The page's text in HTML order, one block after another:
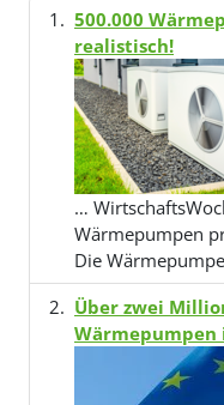
500.000
realistisch!
…
Wärmepumpen
Die
Über zwei
Wärmepumpen